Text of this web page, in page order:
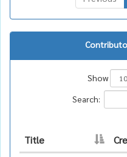
Show
Search:
Title